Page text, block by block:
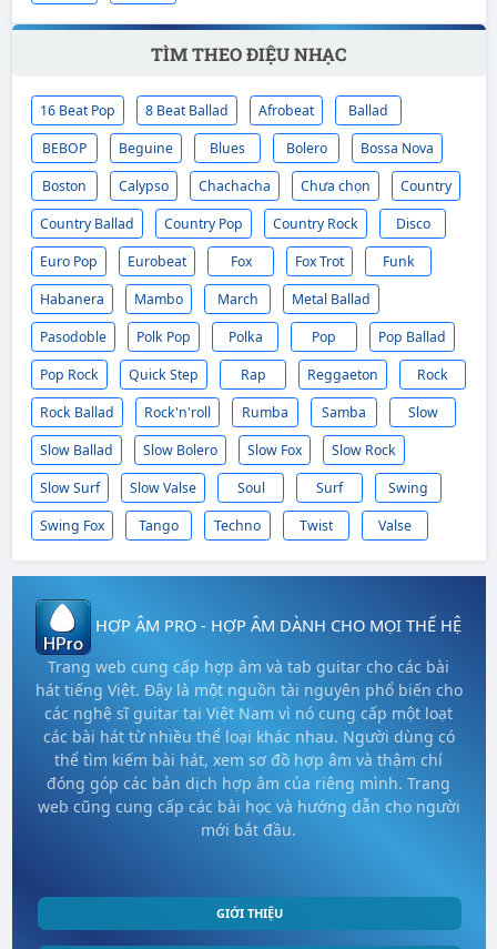
TÌM THEO ĐIỆU NHẠC
16 Beat Pop 8 Beat Ballad Afrobeat
Ballad
BEBOP
Beguine Blues Bolero
Bossa Nova
Boston
Calypso Chachacha Chưa chọn
Country
Country Ballad
Country Pop Country Rock
Disco
Euro Pop
Eurobeat Fox Fox Trot
Funk
Habanera
Mambo March
Metal Ballad
Pasodoble
Polk Pop Polka Pop
Pop Ballad
Pop Rock
Quick Step Rap Reggaeton
Rock
Rock Ballad
Rock'n'roll Rumba Samba
Slow
Slow Ballad
Slow Bolero Slow Fox
Slow Rock
Slow Surf
Slow Valse Soul Surf
Swing
Swing Fox
Tango Techno Twist Valse
HỢP ÂM PRO - HỢP ÂM DÀNH CHO MỌI THẾ HỆ
Trang web cung cấp hợp âm và tab guitar cho các bài
hát tiếng Việt. Đây là một nguồn tài nguyên phổ biến cho
các nghệ sĩ guitar tại Việt Nam vì nó cung cấp một loạt
các bài hát từ nhiều thể loại khác nhau. Người dùng có
thể tìm kiếm bài hát, xem sơ đồ hợp âm và thậm chí
đóng góp các bản dịch hợp âm của riêng mình. Trang
web cũng cung cấp các bài học và hướng dẫn cho người
mới bắt đầu.
GIỚI THIỆU